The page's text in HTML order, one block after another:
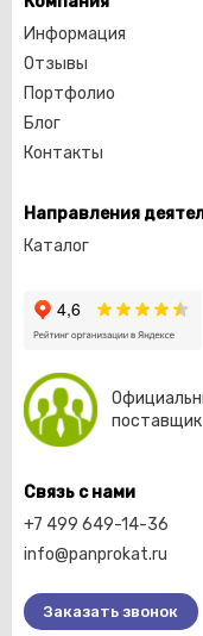
Информация
Отзывы
Портфолио
Блог
Контакты
Направления
Каталог
поставщик
Связь с нами
+7 499 649-14-36
info@panprokat.ru
Заказать звонок